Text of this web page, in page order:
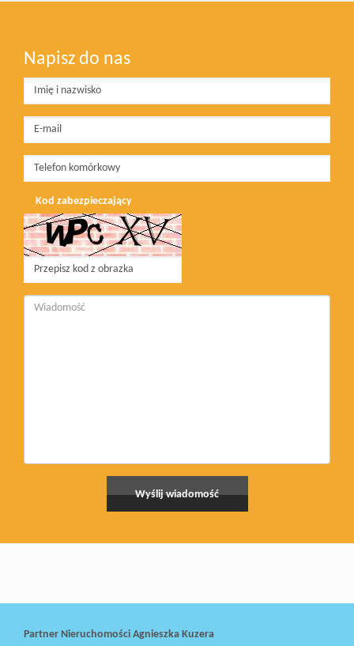
Napisz do nas
Kod zabezpieczający
Partner Nieruchomości Agnieszka Kuzera